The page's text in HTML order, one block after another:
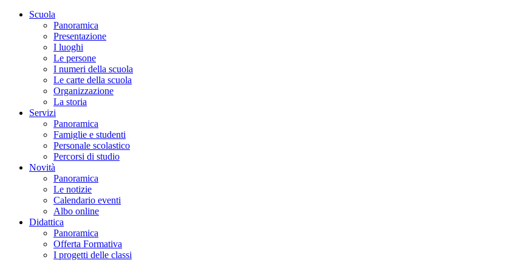
Scuola
Panoramica
Presentazione
I luoghi
Le persone
I numeri della scuola
Le carte della scuola
Organizzazione
La storia
Servizi
Panoramica
Famiglie e studenti
Personale scolastico
Percorsi di studio
Novità
Panoramica
Le notizie
Calendario eventi
Albo online
Didattica
Panoramica
Offerta Formativa
I progetti delle classi